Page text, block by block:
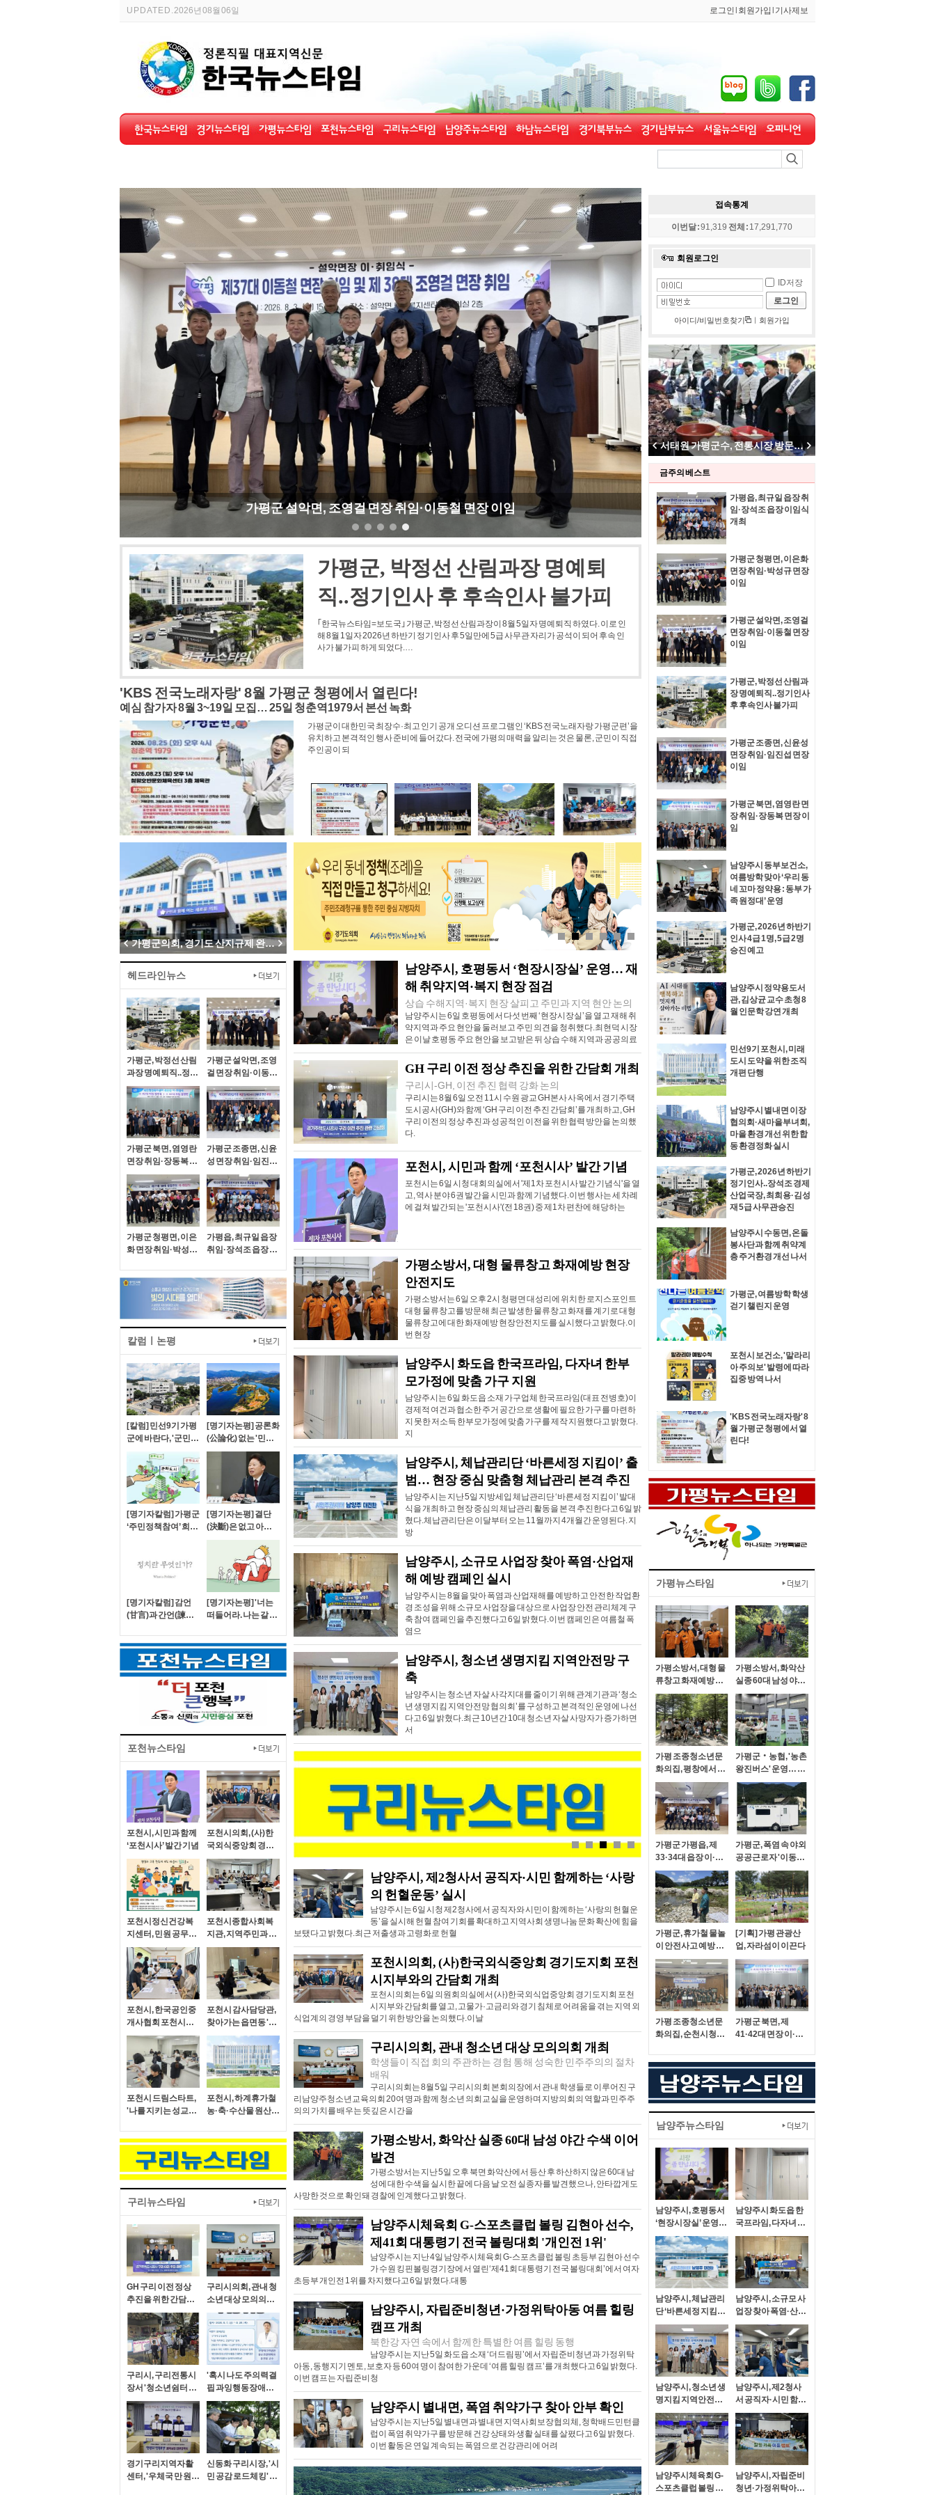
UPDATED.2026년 08월 06일 로그인 회원가입 기사제보
가평군 청평면, 이은화 면장 취임·박성규 면장 이임
가평군, 박정선 산림과장 명예퇴
직..정기인사 후 후속인사 불가피
｢한국뉴스타임=보도국｣ 가평군, 박정선 산림과장이 8월 5일자 명예퇴직 하였다. 이로 인
해 8월 1일자 2026년 하반기 정기인사 후 5일만에 5급 사무관 자리가 공석이 되어 후속 인
사가 불가피 하게 되었다.…
가평군 설악면, 경기도 주민자치 우수사례 경연대회 '최우수상' 수상
설악면 주민자치회, 공동체 회복 사례… 사업비 700만원 확보
가평군이 경기도가 실시한 주민자치 우수사례 경연대회에서 최우수상을 차지하는 영예를 안았
다.가평군은 28일 경기도청 다산홀에서 열린 ‘2026년 경기도 주민자치 우수사례 경연대회’에서
설악면 주민자
가평군의회, 경기도 산지규제 완화 촉구 결실 맺나 가평군의회, 제332회 임시회 개회 가평군의회, 수해 복구에 힘 보태며 피해 주민 위로
헤드라인뉴스
가평군, 박정선 산림
과장 명예퇴직..정기
인사 후 후속인사 불
가피
가평군 설악면, 조영
걸 면장 취임·이동철
면장 이임
가평군 북면, 염영란
면장 취임·장동복 면
장 이임
가평군 조종면, 신윤
성 면장 취임·임진섭
면장 이임
가평군 청평면, 이은
화 면장 취임·박성규
가평읍, 최규일 읍장
취임·장석조 읍장 이
칼럼ㅣ논평
[칼럼] 민선9기 가평
군에 바란다, '군민이
체감하는 정책실현'
[명기자논평] 공론화
(公論化) 없는 '민선 8
기 가평군 역점사업'
성공 가능한가?
[명기자칼럼] 가평군
‘주민정책참여’ 희망
[명기자논평] 결단
(決斷)은 없고 아집
[명기자칼럼] 감언
(甘言)과 간언(諫言)
[명기자논평] '너는
떠들어라. 나는 갈 길
포천뉴스타임
포천시, 시민과 함께
‘포천시사’ 발간 기념
포천시의회, (사)한
국외식중앙회 경기
도지회 포천시지부
와의 간담회 개최
포천시정신건강복
지센터, 민원 공무원·
교원 정신건강증진
프로그램 상반기 운
영 완료
포천시종합사회복
지관, 지역주민과 함
께하는 '우리동네 스
마트 생활교실' 본격
운영
포천시, 한국공인중
개사협회 포천시지
회와 소통간담회 개
포천시 감사담당관,
찾아가는 읍면동 '자
가진단 컨설팅' 실시
포천시 드림스타트,
'나를 지키는 성교육'
포천시, 하계휴가철
농·축·수산물 원산지
구리뉴스타임
GH 구리 이전 정상
추진을 위한 간담회
개최
구리시의회, 관내 청
소년 대상 모의의회
개최
구리시, 구리전통시
장서 '청소년쉼터 연
합 현장 지원 활동' 실
시
'혹시 나도 주의력결
핍 과잉행동장애
(ADHD)?' 구리시보
건소, 나를 지켜주는
건강 특강 운영
경기구리지역자활
센터, '우체국 만 원의
신동화 구리시장, '시
민 공감 로드체킹' 세
남양주시, 호평동서 ‘현장시장실’ 운영… 재
해 취약지역·복지 현장 점검
상습 수해지역·복지 현장 살피고 주민과 지역 현안 논의
남양주시는 6일 호평동에서 다섯 번째 ‘현장시장실’을 열고 재해 취
약지역과 주요 현안을 둘러보고 주민 의견을 청취했다.최현덕 시장
은 이날 호평동 주요 현안을 보고받은 뒤 상습 수해 지역과 공공의료
GH 구리 이전 정상 추진을 위한 간담회 개최
구리시-GH, 이전 추진 협력 강화 논의
구리시는 8월 6일 오전 11시 수원 광교 GH본사 사옥에서 경기주택
도시공사(GH)와 함께 ‘GH 구리 이전 추진 간담회’를 개최하고, GH
구리 이전의 정상 추진과 성공적인 이전을 위한 협력 방안을 논의했
다.
포천시, 시민과 함께 ‘포천시사’ 발간 기념
포천시는 6일 시청 대회의실에서 '제1차 포천시사 발간 기념식'을 열
고, 역사 분야 6권 발간을 시민과 함께 기념했다.이번 행사는 세 차례
에 걸쳐 발간되는 '포천시사'(전 18권) 중 제1차 편찬에 해당하는
가평소방서, 대형 물류창고 화재예방 현장
안전지도
가평소방서는 6일 오후 2시 청평면 대성리에 위치한 로지스포인트
대형 물류창고를 방문해 최근 발생한 물류창고 화재를 계기로 대형
물류창고에 대한 화재예방 현장안전지도를 실시했다고 밝혔다.이
번 현장
남양주시 화도읍 한국프라임, 다자녀 한부
모가정에 맞춤 가구 지원
남양주시는 6일 화도읍 소재 가구업체 한국프라임(대표 전병호)​이
경제적 여건과 협소한 주거 공간으로 생활에 필요한 가구를 마련하
지 못한 저소득 한부모가정에 맞춤 가구를 제작 지원했다고 밝혔다.
지
남양주시, 체납관리단 ‘바른세정 지킴이’ 출
범… 현장 중심 맞춤형 체납관리 본격 추진
남양주시는 지난 5일 지방세입 체납관리단 ‘바른세정 지킴이’ 발대
식을 개최하고 현장 중심의 체납관리 활동을 본격 추진한다고 6일 밝
혔다.체납관리단은 이달부터 오는 11월까지 4개월간 운영된다. 지
방
남양주시, 소규모 사업장 찾아 폭염·산업재
해 예방 캠페인 실시
남양주시는 8월을 맞아 폭염과 산업재해를 예방하고 안전한 작업환
경 조성을 위해 소규모 사업장을 대상으로 사업장 안전 관리체계 구
축 참여 캠페인을 추진했다고 6일 밝혔다.이번 캠페인은 여름철 폭
염으
남양주시, 청소년 생명지킴 지역안전망 구
축
남양주시는 청소년 자살 사각지대를 줄이기 위해 관계기관과 ‘청소
년 생명지킴 지역안전망 협의회’를 구성하고 본격적인 운영에 나선
다고 6일 밝혔다.최근 10년간 10대 청소년 자살 사망자가 증가하면
서
남양주시, 제2청사서 공직자·시민 함께하는 ‘사랑
의 헌혈운동’ 실시
남양주시는 6일 시청 제2청사에서 공직자와 시민이 함께하는 ‘사랑의 헌혈운
동’을 실시해 헌혈 참여 기회를 확대하고 지역사회 생명나눔 문화 확산에 힘을
보탰다고 밝혔다.최근 저출생과 고령화로 헌혈
포천시의회, (사)한국외식중앙회 경기도지회 포천
시지부와의 간담회 개최
포천시의회는 6일 의원회의실에서 (사)한국외식업중앙회 경기도지회 포천
시지부와 간담회를 열고, 고물가·고금리와 경기 침체로 어려움을 겪는 지역 외
식업계의 경영 부담을 덜기 위한 방안을 논의했다.이날
구리시의회, 관내 청소년 대상 모의의회 개최
학생들이 직접 회의 주관하는 경험 통해 성숙한 민주주의의 절차
배워
구리시의회는 8월 5일 구리시의회 본회의장에서 관내 학생들로 이루어진 구
리남양주청소년교육의회 20여 명과 함께 청소년 의회교실을 운영하며 지방의회의 역할과 민주주
의의 가치를 배우는 뜻깊은 시간을
가평소방서, 화악산 실종 60대 남성 야간 수색 이어
발견
가평소방서는 지난 5일 오후 북면 화악산에서 등산 후 하산하지 않은 60대 남
성에 대한 수색을 실시한 끝에 다음 날 오전 실종자를 발견했으나, 안타깝게도
사망한 것으로 확인돼 경찰에 인계했다고 밝혔다.
남양주시체육회 G-스포츠클럽 볼링 김현아 선수,
제41회 대통령기 전국 볼링대회 '개인전 1위'
남양주시는 지난 4일 남양주시체육회 G-스포츠클럽 볼링 초등부 김현아 선수
가 수원 킹핀볼링경기장에서 열린‘제41회 대통령기 전국 볼링대회’에서 여자
초등부 개인전 1위를 차지했다고 6일 밝혔다.대통
남양주시, 자립준비청년·가정위탁아동 여름 힐링
캠프 개최
북한강 자연 속에서 함께한 특별한 여름 힐링 동행
남양주시는 지난 5일 화도읍 소재 ‘더드림핑’에서 자립준비청년과 가정위탁
아동, 동행지기 멘토, 보호자 등 60여 명이 참여한 가운데 ‘여름 힐링 캠프’를 개최했다고 6일 밝혔다.
이번 캠프는 자립준비청
남양주시 별내면, 폭염 취약가구 찾아 안부 확인
남양주시는 지난 5일 별내면과 별내면 지역사회보장협의체, 청학배드민턴클
럽이 폭염 취약가구를 방문해 건강 상태와 생활 실태를 살폈다고 6일 밝혔다.
이번 활동은 연일 계속되는 폭염으로 건강관리에 어려
접속통계
이번달 :91,319 전체 : 17,291,770
회원로그인
ID저장
로그인
아이디/비밀번호찾기 ㅣ 회원가입
서태원 가평군수, 6개 읍면 민원 청취 '대장정 마무리' 서태원 가평군수, 승안2리 수해 현장 긴급 점검 서태원 가평군수, 인구위기 극복 릴레이 캠페인 동참 서태원 가평군수, 주말에 산불예방 현장 점검 서태원 가평군수, 전통시장 방문해 상인들 격려
금주의 베스트
가평읍, 최규일 읍장 취
임·장석조 읍장 이임식
개최
가평군 청평면, 이은화
면장 취임·박성규 면장
이임
가평군 설악면, 조영걸
면장 취임·이동철 면장
이임
가평군, 박정선 산림과
장 명예퇴직..정기인사
후 후속인사 불가피
가평군 조종면, 신윤성
면장 취임·임진섭 면장
이임
가평군 북면, 염영란 면
장 취임·장동복 면장 이
임
남양주시 동부보건소,
여름방학 맞아 ‘우리 동
네 꼬마 정약용 : 동부 가
족 원정대’ 운영
가평군, 2026년 하반기
인사 4급 1명, 5급 2명
승진 예고
남양주시 정약용도서
관, 김상균 교수 초청 8
월 인문학 강연 개최
민선9기 포천시, 미래
도시 도약을 위한 조직
개편 단행
남양주시 별내면 이장
협의회·새마을부녀회,
마을 환경 개선 위한 합
동 환경정화 실시
가평군, 2026년 하반기
정기인사..장석조 경제
산업국장, 최희용·김성
재 5급 사무관승진
남양주시 수동면, 온돌
봉사단과 함께 취약계
층 주거환경 개선 나서
가평군, 여름방학 학생
걷기 챌린지 운영
포천시 보건소, '말라리
아 주의보' 발령에 따라
집중 방역 나서
'KBS 전국노래자랑' 8
월 가평군 청평에서 열
린다!
가평뉴스타임
가평소방서, 대형 물
류창고 화재예방 현
장안전지도
가평소방서, 화악산
실종 60대 남성 야간
수색 이어 발견
가평 조종청소년문
화의집, 평창에서 여
름캠프 성료
가평군‧농협, '농촌
왕진버스' 운영… 어
르신들 '좋아요'
가평군 가평읍, 제
33·34대 읍장 이·취
임식 개최
가평군, 폭염 속 야외
공공근로자 '이동식
쉼터' 운영
가평군, 휴가철 물놀
이 안전사고 예방 총
력
[기획] 가평 관광산
업, 자라섬이 이끈다
가평 조종청소년문
화의집, 순천시청소
가평군 북면, 제
41·42대 면장 이·취
남양주뉴스타임
남양주시, 호평동서
‘현장시장실’ 운영…
재해 취약지역·복지
현장 점검
남양주시 화도읍 한
국프라임, 다자녀 한
부모가정에 맞춤 가
남양주시, 체납관리
단 ‘바른세정 지킴이’
출범… 현장 중심 맞
춤형 체납관리 본격
추진
남양주시, 소규모 사
업장 찾아 폭염·산업
재해 예방 캠페인 실
시
남양주시, 청소년 생
명지킴 지역안전망
구축
남양주시, 제2청사
서 공직자·시민 함께
하는 ‘사랑의 헌혈운
동’ 실시
남양주시체육회 G-
스포츠클럽 볼링 김
남양주시, 자립준비
청년·가정위탁아동